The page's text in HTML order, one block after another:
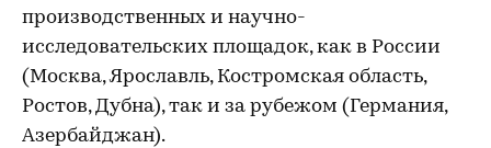
производственных и научно-
исследовательских площадок, как в России
(Москва, Ярославль, Костромская область,
Ростов, Дубна), так и за рубежом (Германия,
Азербайджан).